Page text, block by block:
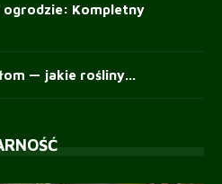
ogrodzie: Kompletny
— jakie rośliny...